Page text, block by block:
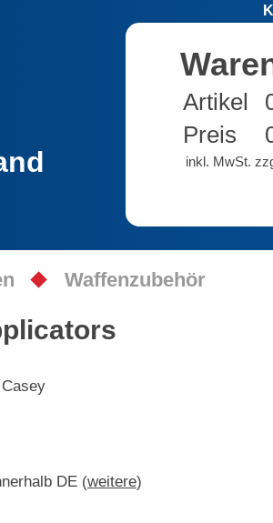
Artikel
Preis
inkl. MwSt.
Waffenzubehör
DE (weitere)